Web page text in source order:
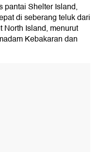
pantai Shelter Island,
di seberang teluk dari
North Island, menurut
Kebakaran dan